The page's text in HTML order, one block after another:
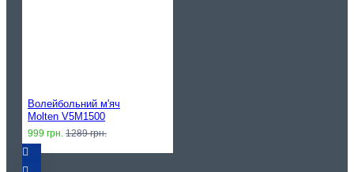
Волейбольний м'яч
Molten V5M1500
999 грн. 1289 грн.